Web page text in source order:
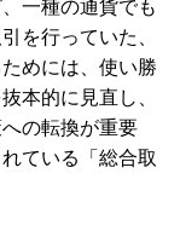
一種の通貨でも
を行っていた、
めには、使い勝
本的に見直し、
の転換が重要
ている「総合取